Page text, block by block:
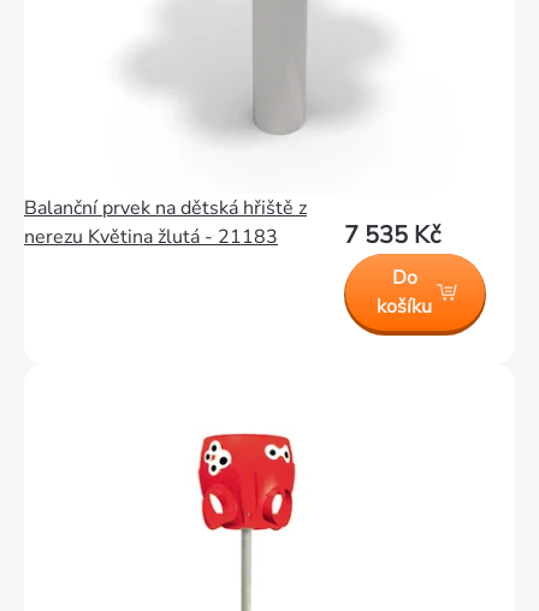
Balanční prvek na dětská hřiště z
nerezu Květina žlutá - 21183
7 535 Kč
Do
košíku